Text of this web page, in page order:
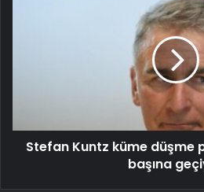
Stefan Kuntz küme düşme
başına